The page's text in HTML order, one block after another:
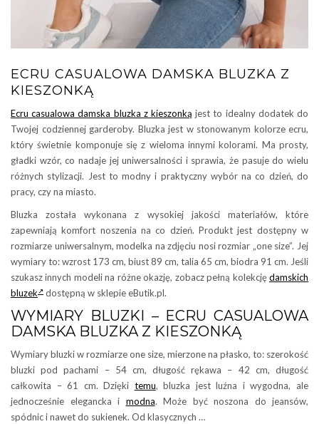
ECRU CASUALOWA DAMSKA BLUZKA Z
KIESZONKĄ
Ecru casualowa damska bluzka z kieszonką jest to idealny dodatek do
Twojej codziennej garderoby. Bluzka jest w stonowanym kolorze ecru,
który świetnie komponuje się z wieloma innymi kolorami. Ma prosty,
gładki wzór, co nadaje jej uniwersalności i sprawia, że pasuje do wielu
różnych stylizacji. Jest to modny i praktyczny wybór na co dzień, do
pracy, czy na miasto.
Bluzka została wykonana z wysokiej jakości materiałów, które
zapewniają komfort noszenia na co dzień. Produkt jest dostępny w
rozmiarze uniwersalnym, modelka na zdjęciu nosi rozmiar „one size”. Jej
wymiary to: wzrost 173 cm, biust 89 cm, talia 65 cm, biodra 91 cm. Jeśli
szukasz innych modeli na różne okazję, zobacz pełną kolekcjędamskich
bluzek
dostępną w sklepie eButik.pl.
WYMIARY BLUZKI – ECRU CASUALOWA
DAMSKA BLUZKA Z KIESZONKĄ
Wymiary bluzki w rozmiarze one size, mierzone na płasko, to: szerokość
bluzki pod pachami – 54 cm, długość rękawa – 42 cm, długość
całkowita – 61 cm. Dzięki temu, bluzka jest luźna i wygodna, ale
jednocześnie elegancka i modna. Może być noszona do jeansów,
spódnic i nawet do sukienek. Od klasycznych …